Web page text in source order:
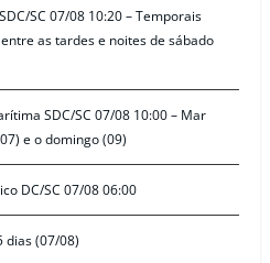
SC 07/08 10:20 – Temporais
as tardes e noites de sábado
SDC/SC 07/08 10:00 – Mar
e o domingo (09)
DC/SC 07/08 06:00
dias (07/08)